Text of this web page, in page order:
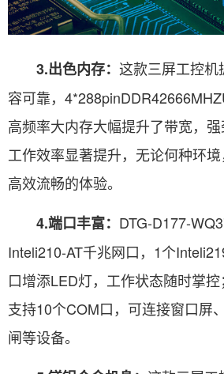
3.出色内存： 这款三屏工控机
容可靠，
高频率大内存大幅提升了带宽，
工作效率显著提升，无论何种环
高效流畅的体验。
4.端口丰富： DTG-D177-
Inteli210-AT千兆网口，1个
口增添LED灯，工作状态随时掌控
支持10个COM口，可连接窗口屏
闸等设备。